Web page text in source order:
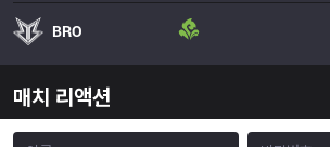
BRO
매치 리액션